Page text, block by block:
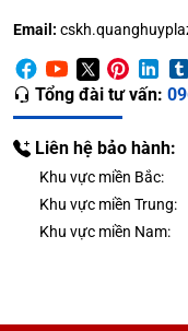
Email:
Tổng đài tư vấn:
Liên hệ bảo hành:
Khu vực miền Bắc:
Khu vực miền Trung:
Khu vực miền Nam: